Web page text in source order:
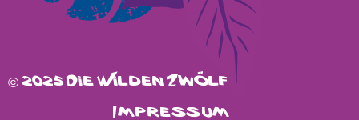
© 2025 Die Wilden Zwölf
Impressum